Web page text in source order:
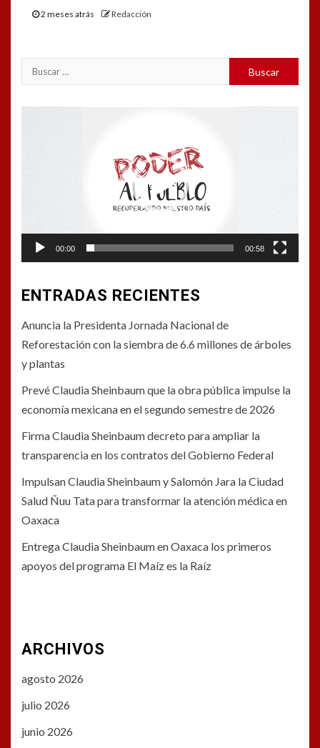
2 meses atrás Redacción
Buscar:
00:00 00:58
ENTRADAS RECIENTES
Anuncia la Presidenta Jornada Nacional de
Reforestación con la siembra de 6.6 millones de árboles
y plantas
Prevé Claudia Sheinbaum que la obra pública impulse la
economía mexicana en el segundo semestre de 2026
Firma Claudia Sheinbaum decreto para ampliar la
transparencia en los contratos del Gobierno Federal
Impulsan Claudia Sheinbaum y Salomón Jara la Ciudad
Salud Ñuu Tata para transformar la atención médica en
Oaxaca
Entrega Claudia Sheinbaum en Oaxaca los primeros
apoyos del programa El Maíz es la Raíz
ARCHIVOS
agosto 2026
julio 2026
junio 2026